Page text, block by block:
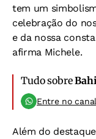
tem um
celebração do
e da nossa
afirma Michele.
Tudo sobre
Entre no
Além do